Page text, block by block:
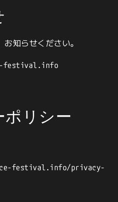
知らせください。
festival.info
ポリシー
festival.info/privacy-